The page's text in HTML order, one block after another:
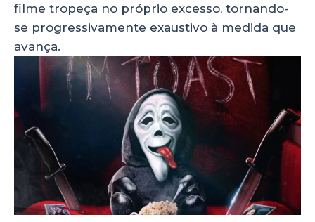
filme tropeça no próprio excesso, tornando-
se progressivamente exaustivo à medida que
avança.